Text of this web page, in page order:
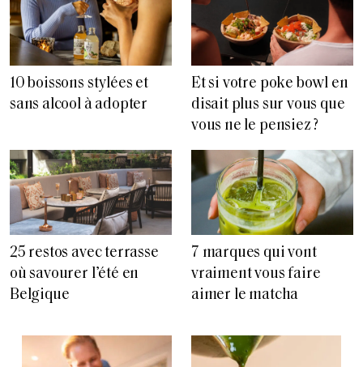
10 boissons stylées et
sans alcool à adopter
Et si votre poke bowl en
disait plus sur vous que
vous ne le pensiez ?
25 restos avec terrasse
où savourer l’été en
Belgique
7 marques qui vont
vraiment vous faire
aimer le matcha